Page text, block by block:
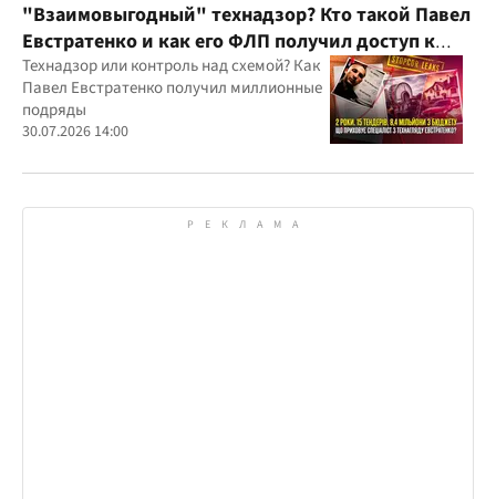
"Взаимовыгодный" технадзор? Кто такой Павел
Евстратенко и как его ФЛП получил доступ к
бюджетным миллионам?
Технадзор или контроль над схемой? Как
Павел Евстратенко получил миллионные
подряды
30.07.2026 14:00